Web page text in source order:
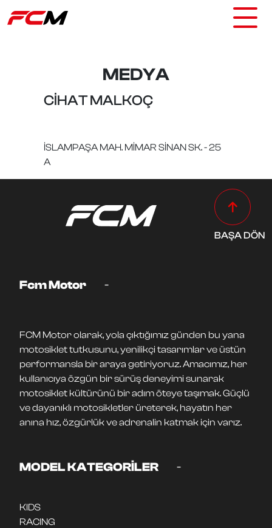
MEDYA
CİHAT MALKOÇ
İSLAMPAŞA MAH. MİMAR SİNAN SK. - 25
A
BAŞA DÖN
Fcm Motor -
FCM Motor olarak, yola çıktığımız günden bu yana
motosiklet tutkusunu, yenilikçi tasarımlar ve üstün
performansla bir araya getiriyoruz. Amacımız, her
kullanıcıya özgün bir sürüş deneyimi sunarak
motosiklet kültürünü bir adım öteye taşımak. Güçlü
ve dayanıklı motosikletler üreterek, hayatın her
anına hız, özgürlük ve adrenalin katmak için varız.
MODEL KATEGORİLER -
KIDS
RACING